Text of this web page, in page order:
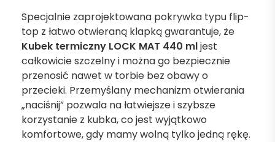
Specjalnie zaprojektowana pokrywka typu flip-
top z łatwo otwieraną klapką gwarantuje, że
Kubek termiczny LOCK MAT 440 mljest
całkowicie szczelny i można go bezpiecznie
przenosić nawet w torbie bez obawy o
przecieki. Przemyślany mechanizm otwierania
„naciśnij” pozwala na łatwiejsze i szybsze
korzystanie z kubka, co jest wyjątkowo
komfortowe, gdy mamy wolną tylko jedną rękę.